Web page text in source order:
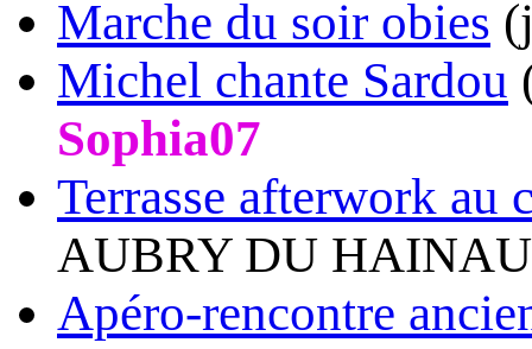
Marche du soir obies
Michel chante Sardou
Sophia07
Terrasse afterwork au
AUBRY DU
Apéro-rencontre